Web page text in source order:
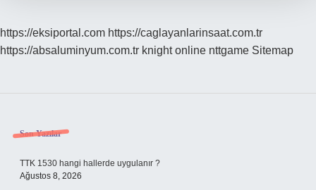
https://eksiportal.com https://caglayanlarinsaat.com.tr
https://absaluminyum.com.tr knight online nttgame Sitemap
Sidebar
Son Yazılar
TTK 1530 hangi hallerde uygulanır ?
Ağustos 8, 2026